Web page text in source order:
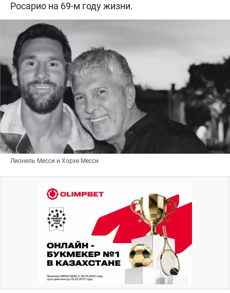
Росарио на 69-м году жизни.
Лионель Месси и Хорхе Месси